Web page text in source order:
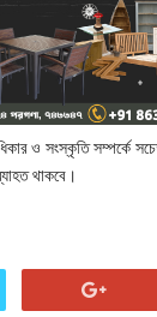
ও সংস্কৃতি
থাকবে।